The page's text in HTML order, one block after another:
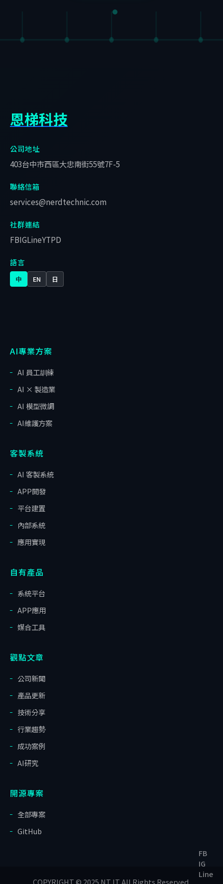
恩梯科技
公司地址
403台中市西區大忠南街55號7F-5
聯絡信箱
services@nerdtechnic.com
社群連結
FBIGLineYTPD
語言
中 EN 日
AI專業方案
AI 員工訓練
AI × 製造業
AI 模型微調
AI維護方案
客製系統
AI 客製系統
APP開發
平台建置
內部系統
應用實現
自有產品
系統平台
APP應用
媒合工具
觀點文章
公司新聞
產品更新
技術分享
行業趨勢
成功案例
AI研究
開源專案
全部專案
GitHub
COPYRIGHT © 2025 NT IT All Rights Reserved.
FB
IG
Line